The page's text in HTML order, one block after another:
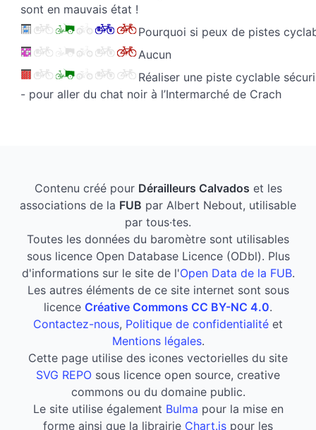
sont en mauvais état !
Pourquoi si peux de pistes
Aucun
Réaliser une piste cyclable
- pour aller du chat noir à l’Intermarché de Crach
Contenu créé pour Dérailleurs Calvados et les
associations de la FUB par Albert Nebout, utilisable
par tous·tes.
Toutes les données du baromètre sont utilisables
sous licence Open Database Licence (ODbl). Plus
d'informations sur le site de l'Open Data de la FUB.
Les autres éléments de ce site internet sont sous
licence Créative Commons CC BY-NC 4.0.
Contactez-nous, Politique de confidentialité et
Mentions légales.
Cette page utilise des icones vectorielles du site
SVG REPO sous licence open source, creative
commons ou du domaine public.
Le site utilise également Bulma pour la mise en
forme ainsi que la librairie Chart.js pour les